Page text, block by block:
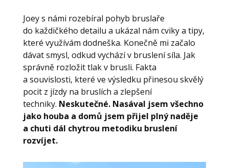
Joey s námi rozebíral pohyb bruslaře
do každičkého detailu a ukázal nám cviky a tipy,
které využívám dodneška. Konečně mi začalo
dávat smysl, odkud vychází v bruslení síla. Jak
správně rozložit tlak v brusli. Fakta
a souvislosti, které ve výsledku přinesou skvělý
pocit z jízdy na bruslích a zlepšení
techniky. Neskutečné. Nasával jsem všechno
jako houba a domů jsem přijel plný naděje
a chuti dál chytrou metodiku bruslení
rozvíjet.